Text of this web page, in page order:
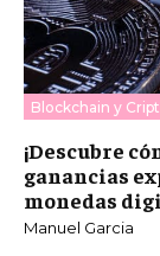
Blockchain y
¡Descubre
ganancias
monedas
Manuel Garcia